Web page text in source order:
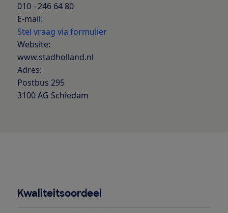
010 - 246 64 80
E-mail:
Stel vraag via formulier
Website:
www.stadholland.nl
Adres:
Postbus 295
3100 AG Schiedam
Kwaliteitsoordeel